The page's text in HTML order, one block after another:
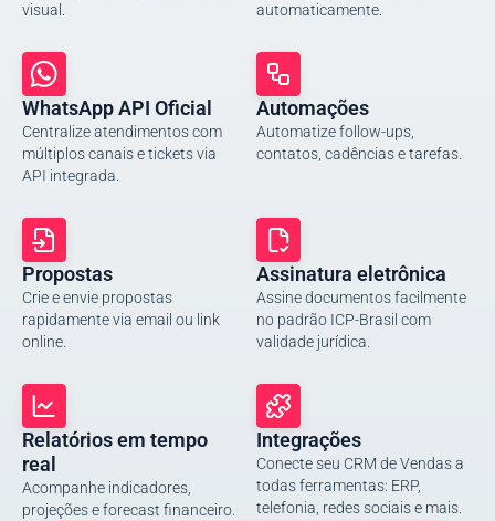
visual.
automaticamente.
WhatsApp API Oficial
Centralize atendimentos com
múltiplos canais e tickets via
API integrada.
Automações
Automatize follow-ups,
contatos, cadências e tarefas.
Propostas
Crie e envie propostas
rapidamente via email ou link
online.
Assinatura eletrônica
Assine documentos facilmente
no padrão ICP-Brasil com
validade jurídica.
Relatórios em tempo
real
Acompanhe indicadores,
projeções e forecast financeiro.
Integrações
Conecte seu CRM de Vendas a
todas ferramentas: ERP,
telefonia, redes sociais e mais.